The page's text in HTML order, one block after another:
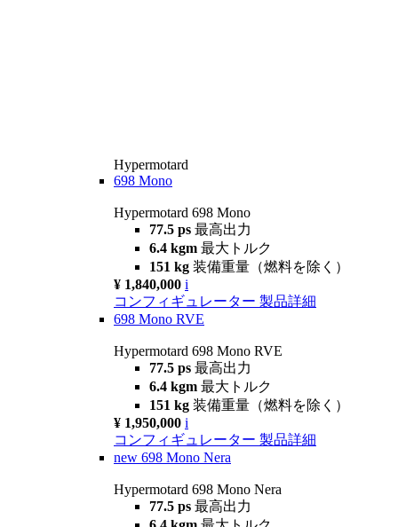
Hypermotard
698 Mono
Hypermotard 698 Mono
77.5 ps 最高出力
6.4 kgm 最大トルク
151 kg 装備重量（燃料を除く）
¥ 1,840,000 i
コンフィギュレーター 製品詳細
698 Mono RVE
Hypermotard 698 Mono RVE
77.5 ps 最高出力
6.4 kgm 最大トルク
151 kg 装備重量（燃料を除く）
¥ 1,950,000 i
コンフィギュレーター 製品詳細
new 698 Mono Nera
Hypermotard 698 Mono Nera
77.5 ps 最高出力